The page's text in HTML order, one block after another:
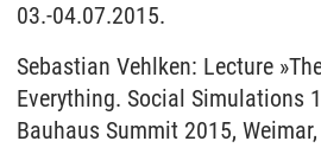
03.-04.07.2015.
Sebastian Vehlken: Lecture
Everything. Social Simulations
Bauhaus Summit 2015,